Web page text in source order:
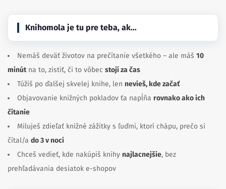
Knihomola je tu pre teba, ak…
Nemáš deväť životov na prečítanie všetkého – ale máš 10
minútna to, zistiť, či to vôbec stojí za čas
Túžiš po ďalšej skvelej knihe, len nevieš, kde začať
Objavovanie knižných pokladov ťa napĺňa rovnako ako ich
čítanie
Miluješ zdieľať knižné zážitky s ľuďmi, ktorí chápu, prečo si
čítal/a do 3 v noci
Chceš vedieť, kde nakúpiš knihy najlacnejšie, bez
prehľadávania desiatok e-shopov